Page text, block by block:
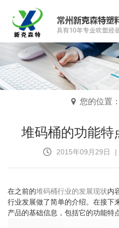
您的位置
堆码桶的功能特
2015年09月29日 |
在之前的堆码桶行业的发展现状内
行业发展做了简单的介绍。在接下
产品的基础信息，包括它的功能特